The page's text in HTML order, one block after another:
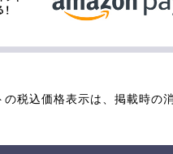
の税込価格表示は、掲載時の